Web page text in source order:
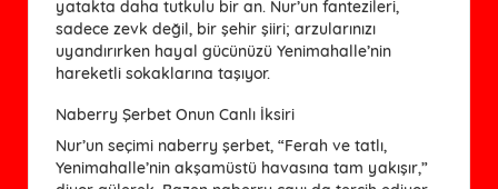
yatakta daha tutkulu bir an. Nur’un fantezileri,
sadece zevk değil, bir şehir şiiri; arzularınızı
uyandırırken hayal gücünüzü Yenimahalle’nin
hareketli sokaklarına taşıyor.
Naberry Şerbet Onun Canlı İksiri
Nur’un seçimi naberry şerbet, “Ferah ve tatlı,
Yenimahalle’nin akşamüstü havasına tam yakışır,”